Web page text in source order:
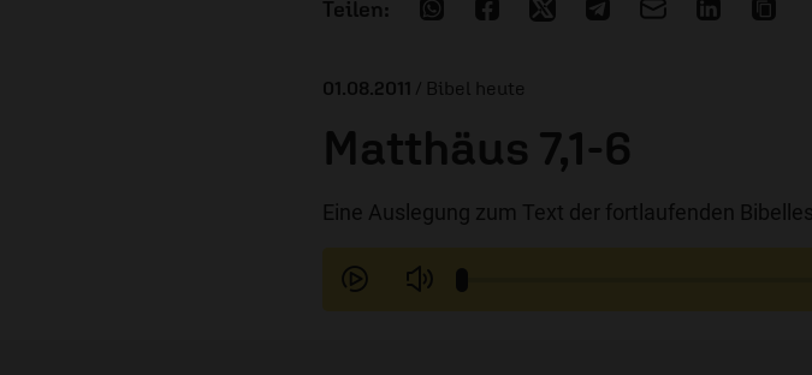
01.08.2011 / Bibel heute
Matthäus 7,1-6
Eine Auslegung zum Text der fortlaufenden